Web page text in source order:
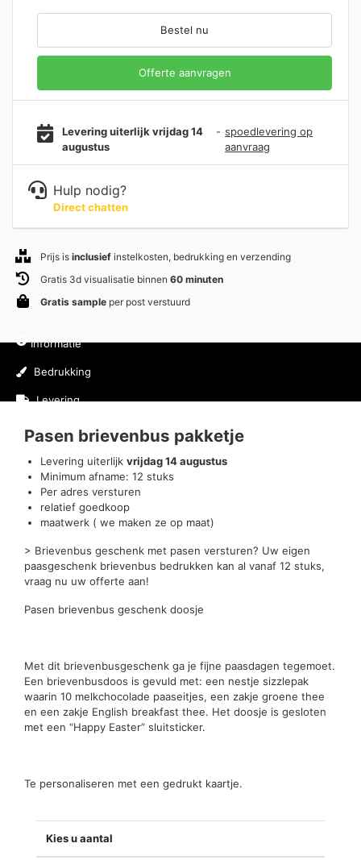
Bestel nu
Offerte aanvragen
Levering uiterlijk vrijdag 14
augustus
- spoedlevering op
aanvraag
Hulp nodig?
Direct chatten
Prijs is inclusief instelkosten, bedrukking en verzending
Gratis 3d visualisatie binnen 60 minuten
Gratis sample per post verstuurd
Informatie
Bedrukking
Levering
Pasen brievenbus pakketje
Levering uiterlijk vrijdag 14 augustus
Minimum afname: 12 stuks
Per adres versturen
relatief goedkoop
maatwerk ( we maken ze op maat)
> Brievenbus geschenk met pasen versturen? Uw eigen
paasgeschenk brievenbus bedrukken kan al vanaf 12 stuks,
vraag nu uw offerte aan!
Pasen brievenbus geschenk doosje
Met dit brievenbusgeschenk ga je fijne paasdagen tegemoet.
Een brievenbusdoos is gevuld met: een nestje sizzlepak
waarin 10 melkchocolade paaseitjes, een zakje groene thee
en een zakje English breakfast thee. Het doosje is gesloten
met een “Happy Easter” sluitsticker.
Te personaliseren met een gedrukt kaartje.
Kies u aantal